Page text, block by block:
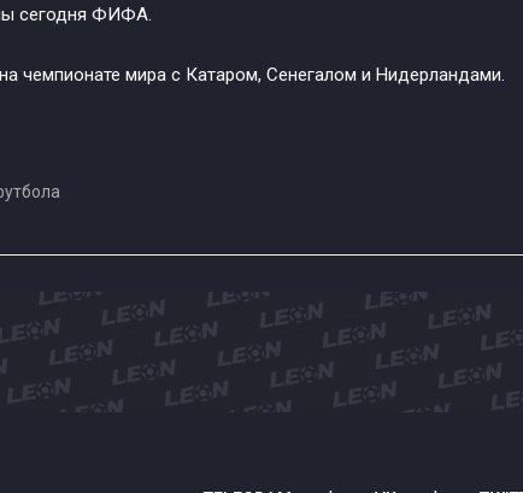
сегодня ФИФА.
чемпионате мира с Катаром, Сенегалом и Нидерландами.